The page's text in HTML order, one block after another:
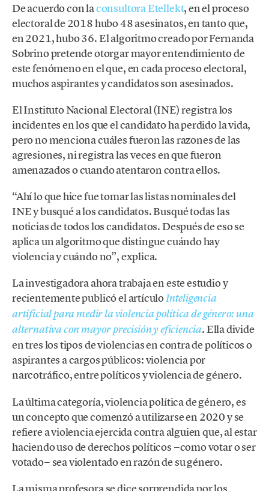
De acuerdo con laconsultora Etellekt, en el proceso
electoral de 2018 hubo 48 asesinatos, en tanto que,
en 2021, hubo 36. El algoritmo creado por Fernanda
Sobrino pretende otorgar mayor entendimiento de
este fenómeno en el que, en cada proceso electoral,
muchos aspirantes y candidatos son asesinados.
El Instituto Nacional Electoral (INE) registra los
incidentes en los que el candidato ha perdido la vida,
pero no menciona cuáles fueron las razones de las
agresiones, ni registra las veces en que fueron
amenazados o cuando atentaron contra ellos.
“Ahí lo que hice fue tomar las listas nominales del
INE y busqué a los candidatos. Busqué todas las
noticias de todos los candidatos. Después de eso se
aplica un algoritmo que distingue cuándo hay
violencia y cuándo no”, explica.
La investigadora ahora trabaja en este estudio y
recientemente publicó el artículoInteligencia
artificial para medir la violencia política de género: una
alternativa con mayor precisión y eficiencia. Ella divide
en tres los tipos de violencias en contra de políticos o
aspirantes a cargos públicos: violencia por
narcotráfico, entre políticos y violencia de género.
La última categoría, violencia política de género, es
un concepto que comenzó a utilizarse en 2020 y se
refiere a violencia ejercida contra alguien que, al estar
haciendo uso de derechos políticos −como votar o ser
votado− sea violentado en razón de su género.
La misma profesora se dice sorprendida por los